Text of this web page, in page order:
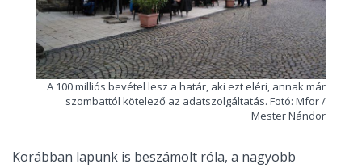
A 100 milliós bevétel lesz a határ, aki ezt eléri, annak már
szombattól kötelező az adatszolgáltatás. Fotó: Mfor /
Mester Nándor
Korábban lapunk is beszámolt róla, a nagyobb